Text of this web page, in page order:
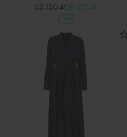
53 150 ₽26 575 ₽
-50%